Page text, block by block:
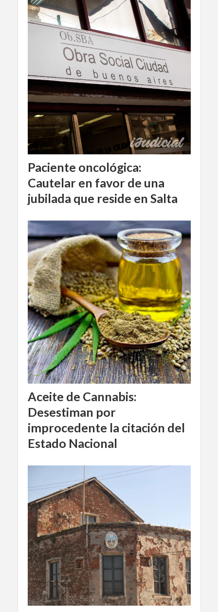
Paciente oncológica:
Cautelar en favor de una
jubilada que reside en Salta
Aceite de Cannabis:
Desestiman por
improcedente la citación del
Estado Nacional